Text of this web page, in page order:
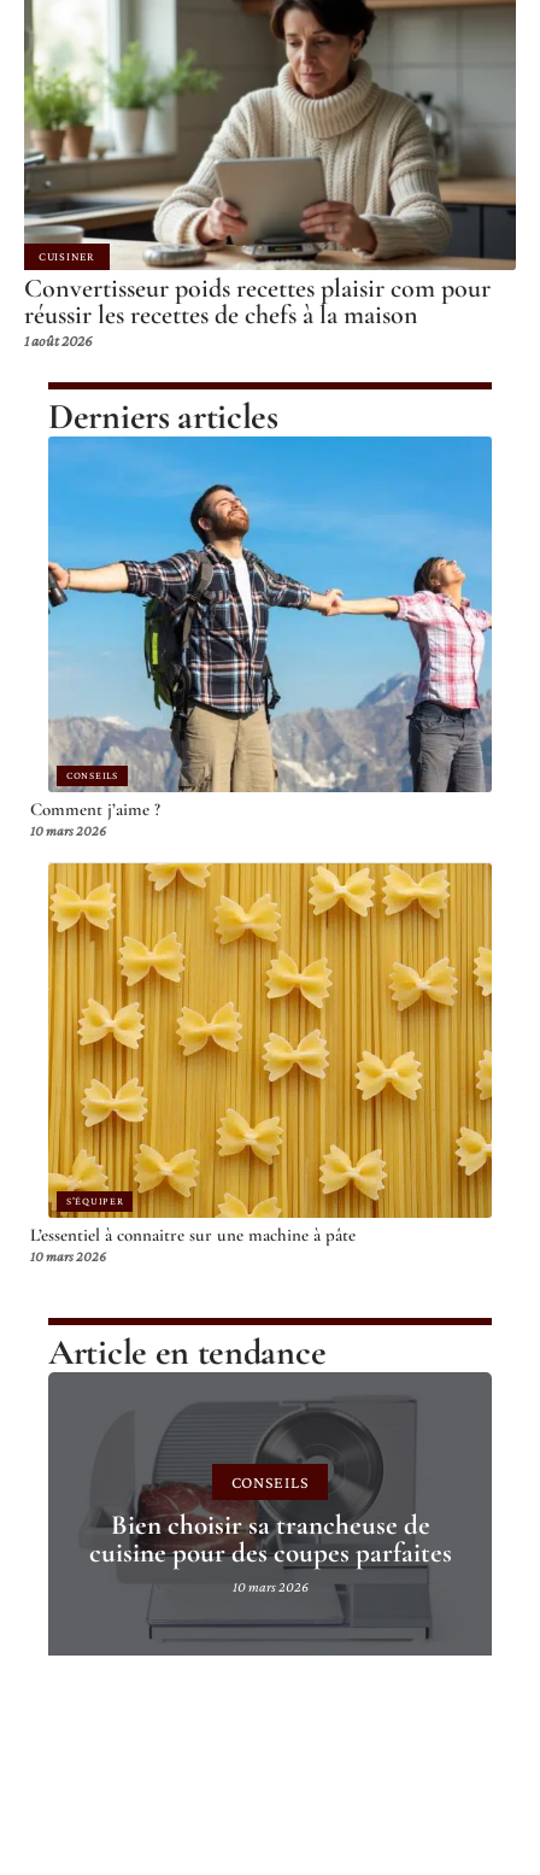
CUISINER
Convertisseur poids recettes plaisir com pour
réussir les recettes de chefs à la maison
1 août 2026
Derniers articles
CONSEILS
Comment j’aime ?
10 mars 2026
S'ÉQUIPER
L’essentiel à connaitre sur une machine à pâte
10 mars 2026
Article en tendance
CONSEILS
Bien choisir sa trancheuse de
cuisine pour des coupes parfaites
10 mars 2026